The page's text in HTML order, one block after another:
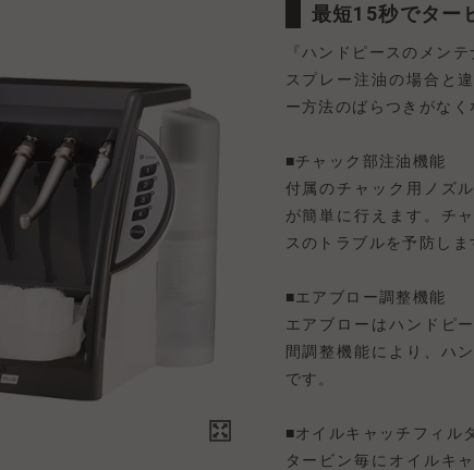
最短15秒でタ
『ハンドピースのメン
スプレー注油の場合と
ー方法のばらつきがな
■チャック部注油機能
付属のチャック用ノズ
が簡単に行えます。チ
スのトラブルを予防しま
■エアブロー調整機能
エアブローはハンドピ
間調整機能により、ハ
です。
■オイルキャッチフィル
タービン毎にオイルキ